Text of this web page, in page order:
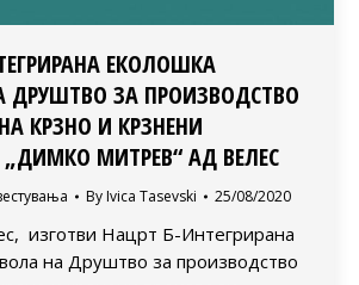
ЕКОЛОШКА
ДРУШТВО ЗА ПРОИЗВОДСТВО
КРЗНО И КРЗНЕНИ
МИТРЕВ“ АД ВЕЛЕС
By Ivica Tasevski 25/08/2020
изготви Нацрт Б-Интегрирана
на Друштво за производство